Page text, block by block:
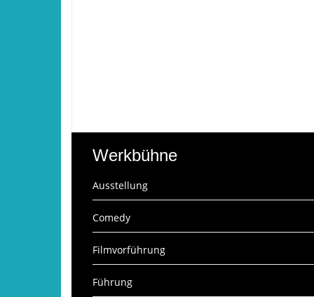
Werkbühne
Ausstellung
Comedy
Filmvorführung
Führung